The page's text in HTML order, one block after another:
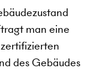
man eine
des Gebäudes